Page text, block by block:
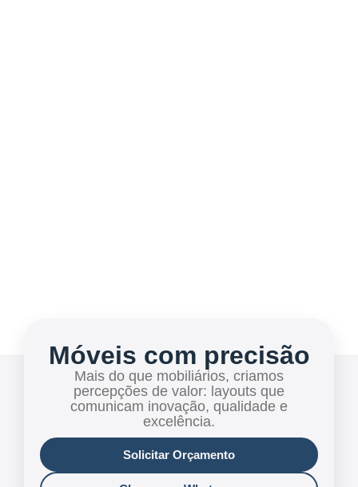
Móveis com precisão
Mais do que mobiliários, criamos
percepções de valor: layouts que
comunicam inovação, qualidade e
excelência.
Solicitar Orçamento